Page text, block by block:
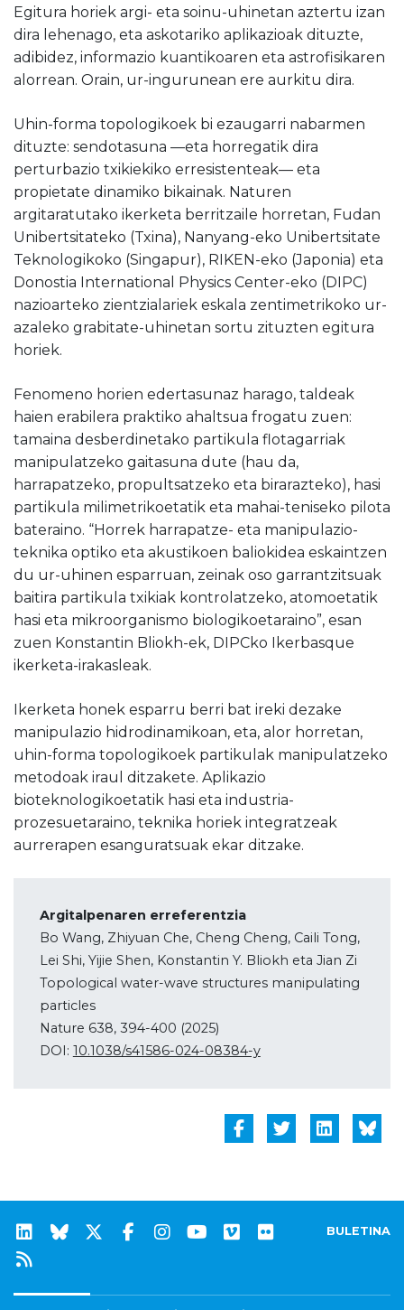
Egitura horiek argi- eta soinu-uhinetan aztertu izan
dira lehenago, eta askotariko aplikazioak dituzte,
adibidez, informazio kuantikoaren eta astrofisikaren
alorrean. Orain, ur-ingurunean ere aurkitu dira.
Uhin-forma topologikoek bi ezaugarri nabarmen
dituzte: sendotasuna —eta horregatik dira
perturbazio txikiekiko erresistenteak— eta
propietate dinamiko bikainak. Naturen
argitaratutako ikerketa berritzaile horretan, Fudan
Unibertsitateko (Txina), Nanyang-eko Unibertsitate
Teknologikoko (Singapur), RIKEN-eko (Japonia) eta
Donostia International Physics Center-eko (DIPC)
nazioarteko zientzialariek eskala zentimetrikoko ur-
azaleko grabitate-uhinetan sortu zituzten egitura
horiek.
Fenomeno horien edertasunaz harago, taldeak
haien erabilera praktiko ahaltsua frogatu zuen:
tamaina desberdinetako partikula flotagarriak
manipulatzeko gaitasuna dute (hau da,
harrapatzeko, propultsatzeko eta birarazteko), hasi
partikula milimetrikoetatik eta mahai-teniseko pilota
bateraino. “Horrek harrapatze- eta manipulazio-
teknika optiko eta akustikoen baliokidea eskaintzen
du ur-uhinen esparruan, zeinak oso garrantzitsuak
baitira partikula txikiak kontrolatzeko, atomoetatik
hasi eta mikroorganismo biologikoetaraino”, esan
zuen Konstantin Bliokh-ek, DIPCko Ikerbasque
ikerketa-irakasleak.
Ikerketa honek esparru berri bat ireki dezake
manipulazio hidrodinamikoan, eta, alor horretan,
uhin-forma topologikoek partikulak manipulatzeko
metodoak iraul ditzakete. Aplikazio
bioteknologikoetatik hasi eta industria-
prozesuetaraino, teknika horiek integratzeak
aurrerapen esanguratsuak ekar ditzake.
Argitalpenaren erreferentzia
Bo Wang, Zhiyuan Che, Cheng Cheng, Caili Tong,
Lei Shi, Yijie Shen, Konstantin Y. Bliokh eta Jian Zi
Topological water-wave structures manipulating
particles
Nature 638, 394-400 (2025)
DOI: 10.1038/s41586-024-08384-y
BULETINA